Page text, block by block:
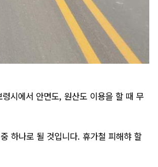
시에서 안면도, 원산도 이용을 할 때 무
하나로 될 것입니다. 휴가철 피해햐 할